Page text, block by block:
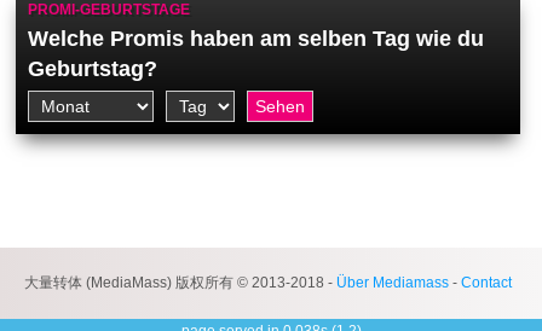
PROMI-GEBURTSTAGE
Welche Promis haben am selben Tag wie du
Geburtstag?
大量转体 (MediaMass) 版权所有 © 2013-2018 - Über Mediamass - Contact